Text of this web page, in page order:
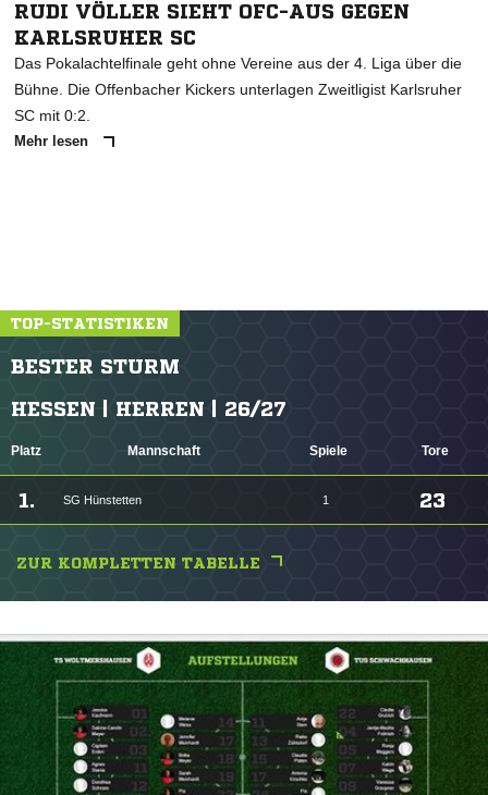
RUDI VÖLLER SIEHT OFC-AUS GEGEN
KARLSRUHER SC
Das Pokalachtelfinale geht ohne Vereine aus der 4. Liga über die
Bühne. Die Offenbacher Kickers unterlagen Zweitligist Karlsruher
SC mit 0:2.
Mehr lesen
TOP-STATISTIKEN
BESTER STURM
HESSEN | HERREN | 26/27
Platz Mannschaft Spiele Tore
1. SG Hünstetten 1 23
ZUR KOMPLETTEN TABELLE